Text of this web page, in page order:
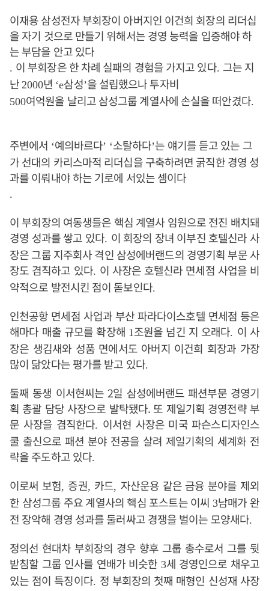
이재용 삼성전자 부회장이 아버지인 이건희 회장의 리더십
을 자기 것으로 만들기 위해서는 경영 능력을 입증해야 하
는 부담을 안고 있다
. 이 부회장은 한 차례 실패의 경험을 가지고 있다. 그는 지
난 2000년 ‘e삼성’을 설립했으나 투자비
500여억원을 날리고 삼성그룹 계열사에 손실을 떠안겼다.
주변에서 ‘예의바르다’ ‘소탈하다’는 얘기를 듣고 있는 그
가 선대의 카리스마적 리더십을 구축하려면 굵직한 경영 성
과를 이뤄내야 하는 기로에 서있는 셈이다
.
이 부회장의 여동생들은 핵심 계열사 임원으로 전진 배치돼
경영 성과를 쌓고 있다. 이 회장의 장녀 이부진 호텔신라 사
장은 그룹 지주회사 격인 삼성에버랜드의 경영기획 부문 사
장도 겸직하고 있다. 이 사장은 호텔신라 면세점 사업을 비
약적으로 발전시킨 점이 돋보인다.
인천공항 면세점 사업과 부산 파라다이스호텔 면세점 등은
해마다 매출 규모를 확장해 1조원을 넘긴 지 오래다. 이 사
장은 생김새와 성품 면에서도 아버지 이건희 회장과 가장
많이 닮았다는 평가를 받고 있다.
둘째 동생 이서현씨는 2일 삼성에버랜드 패션부문 경영기
획 총괄 담당 사장으로 발탁됐다. 또 제일기획 경영전략 부
문 사장을 겸직한다. 이서현 사장은 미국 파슨스디자인스
쿨 출신으로 패션 분야 전공을 살려 제일기획의 세계화 전
략을 주도하고 있다.
이로써 보험, 증권, 카드, 자산운용 같은 금융 분야를 제외
한 삼성그룹 주요 계열사의 핵심 포스트는 이씨3남매가 완
전 장악해 경영 성과를 둘러싸고 경쟁을 벌이는 모양새다.
정의선 현대차 부회장의 경우 향후 그룹 총수로서 그를 뒷
받침할 그룹 인사를 연배가 비슷한 3세 경영인으로 채우고
있는 점이 특징이다. 정 부회장의 첫째 매형인 신성재 사장